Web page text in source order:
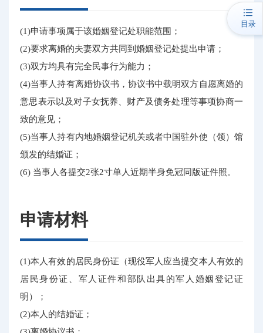
(1)申请事项属于该婚姻登记处职能范围；
(2)要求离婚的夫妻双方共同到婚姻登记处提出申请；
(3)双方均具有完全民事行为能力；
(4)当事人持有离婚协议书，协议书中载明双方自愿离婚的
意思表示以及对子女抚养、财产及债务处理等事项协商一
致的意见；
(5)当事人持有内地婚姻登记机关或者中国驻外使（领）馆
颁发的结婚证；
(6) 当事人各提交2张2寸单人近期半身免冠同版证件照。
申请材料
(1)本人有效的居民身份证（现役军人应当提交本人有效的
居民身份证、军人证件和部队出具的军人婚姻登记证
明）；
(2)本人的结婚证；
目录